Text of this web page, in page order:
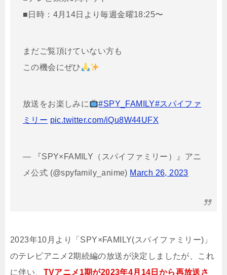
■日時：4月14日より毎週金曜18:25〜
まだご覧頂けていない方も
この機会にぜひ
放送をお楽しみに #SPY_FAMILY#スパイファ
ミリー pic.twitter.com/iQu8W44UFX
— 『SPY×FAMILY（スパイファミリー）』アニ
メ公式 (@spyfamily_anime) March 26, 2023
2023年10月より「SPY×FAMILY(スパイファミリー)」
のテレビアニメ2期続編の放送が決定しましたが、これ
に伴い、 TVアニメ1期が2023年4月14日から再放送さ